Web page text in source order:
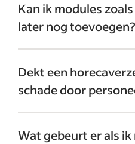
foodtrucks is een
belangrijk. Juist bij
één incident al een
vormen.
Kan ik modules
later nog toevoegen?
mogelijkheid om de
breiden. Dit is
groeit of verandert,
uitbreiding van
Dekt een
schade door
onbedoeld schade
Wat gebeurt er als